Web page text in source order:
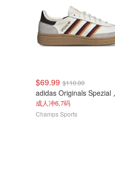
$69.99 $110.00
成人冲6,7码
Champs Sports